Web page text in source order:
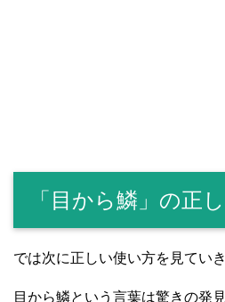
「目から鱗」の正
では次に正しい使い方を見てい
目から鱗という言葉は驚きの発